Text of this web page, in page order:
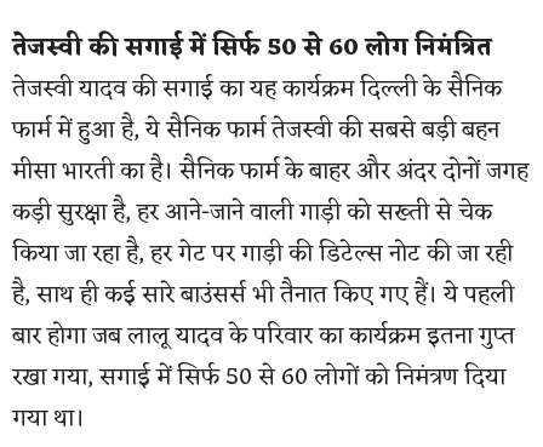
तेजस्वी की सगाई में सिर्फ 50 से 60 लोग निमंत्रित
तेजस्वी यादव की सगाई का यह कार्यक्रम दिल्ली के सैनिक
फार्म में हुआ है, ये सैनिक फार्म तेजस्वी की सबसे बड़ी बहन
मीसा भारती का है। सैनिक फार्म के बाहर और अंदर दोनों जगह
कड़ी सुरक्षा है, हर आने-जाने वाली गाड़ी को सख्ती से चेक
किया जा रहा है, हर गेट पर गाड़ी की डिटेल्स नोट की जा रही
है, साथ ही कई सारे बाउंसर्स भी तैनात किए गए हैं। ये पहली
बार होगा जब लालू यादव के परिवार का कार्यक्रम इतना गुप्त
रखा गया, सगाई में सिर्फ 50 से 60 लोगों को निमंत्रण दिया
गया था।